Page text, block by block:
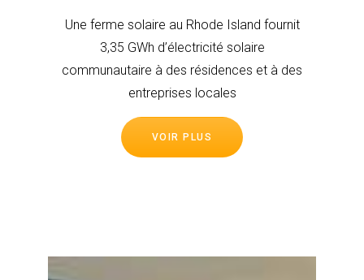
Une ferme solaire au Rhode Island fournit
3,35 GWh d’électricité solaire
communautaire à des résidences et à des
entreprises locales
VOIR PLUS